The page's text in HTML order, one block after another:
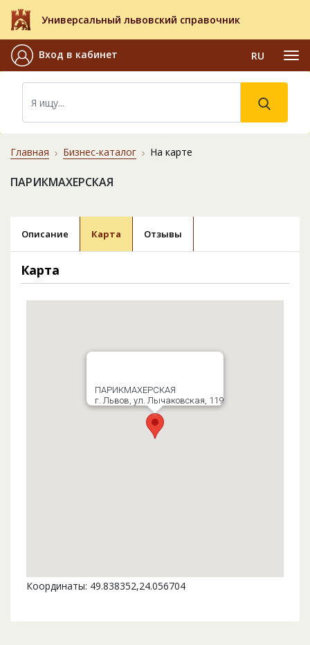
Универсальный львовский справочник
Вход в кабинет RU
Главная Бизнес-каталог На карте
ПАРИКМАХЕРСКАЯ
Описание Карта Отзывы
Карта
ПАРИКМАХЕРСКАЯ
г. Львов, ул. Лычаковская, 119
Координаты: 49.838352,24.056704